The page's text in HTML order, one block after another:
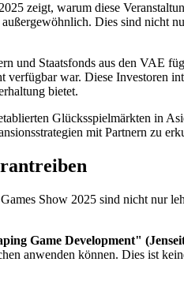
zeigt, warum diese
Dies sind nicht
und Staatsfonds aus den VAE
war. Diese Investoren
bietet.
Glücksspielmärkten in
mit Partnern zu
Show 2025 sind nicht nur
Game Development"
anwenden können. Dies ist